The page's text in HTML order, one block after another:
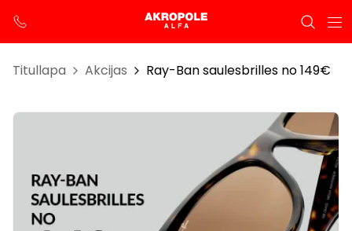
Titullapa Akcijas Ray-Ban saulesbrilles no 149€